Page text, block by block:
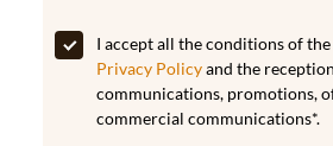
I accept all the conditions of the
Privacy Policyand the
communications, promotions,
commercial communications*.